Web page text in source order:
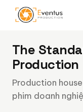
The
Production
Production
phim doanh